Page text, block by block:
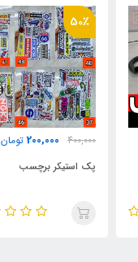
50٪
400,000
200,000 تومان
پک استیکر برچسب